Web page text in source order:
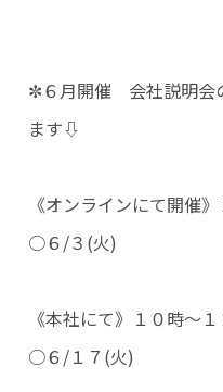
✼６月開催 会社説明会
ます⇩
《オンラインにて開催
○６/３(火)
《本社にて》１０時～
○６/１７(火)